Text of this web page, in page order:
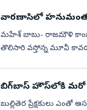
వారణాసిలో
మహేశ్ బాబు- రాజమౌళి
తొలిసారి వస్తోన్న మూవీ
బిగ్‌బాస్‌ హౌస్‌లోకి మరో
బుల్లితెర ప్రేక్షకులు ఎంతో